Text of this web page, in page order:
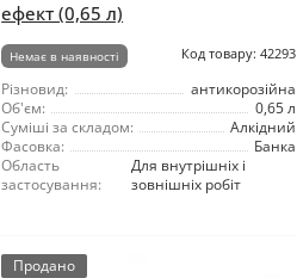
ефект (0,65 л)
Немає в наявності Код товару: 42293
Різновид:
антикорозійна
Об'єм:
0,65 л
Суміші за складом:
Алкідний
Фасовка:
Банка
Область
застосування:
Для внутрішніх і
зовнішніх робіт
Продано